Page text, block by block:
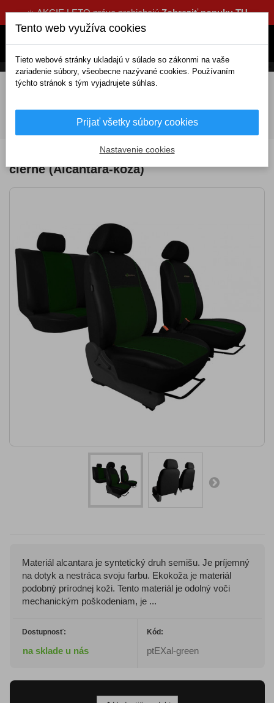
☀️ AKCIE LETO práve prebiehajúZobraziť ponuku TU
DOMOV Interiérové doplnky
Autopoťahy Exclusive Alcantara zeleno-čierne
Autopoťahy Exclusive Alcantara zeleno-
čierne (Alcantara-koža)
Materiál alcantara je syntetický druh semišu. Je príjemný
na dotyk a nestráca svoju farbu. Ekokoža je materiál
podobný prírodnej koži. Tento materiál je odolný voči
mechanickým poškodeniam, je ...
Dostupnosť:
na sklade u nás
Kód:
ptEXal-green
Tento web využíva cookies
Tieto webové stránky ukladajú v súlade so zákonmi na vaše
zariadenie súbory, všeobecne nazývané cookies. Používaním
týchto stránok s tým vyjadrujete súhlas.
Prijať všetky súbory cookies
Nastavenie cookies